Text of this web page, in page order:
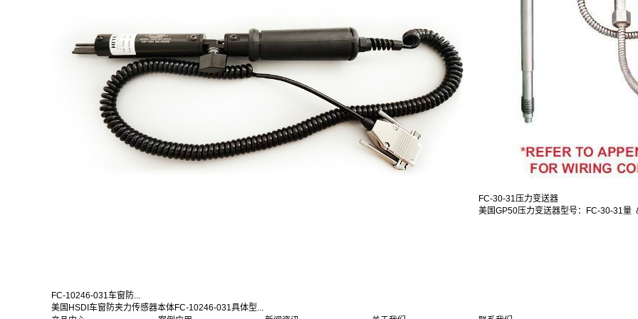
FC-10246-031车窗防...
美国HSDI车窗防夹力传感器本体FC-10246-031具体型...
FC-30-31压力变送器
美国GP50压力变送器型号：FC-30-31量